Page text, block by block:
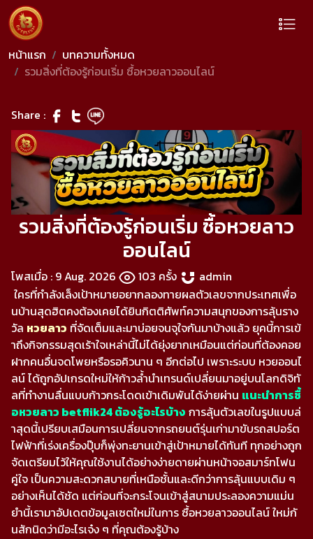
หน้าแรก
บทความทั้งหมด
รวมสิ่งที่ต้องรู้ก่อนเริ่ม ซื้อหวยลาวออนไลน์
Share :
รวมสิ่งที่ต้องรู้ก่อนเริ่ม ซื้อหวยลาว
ออนไลน์
โพสเมื่อ : 9 Aug. 2026 103 ครั้ง
admin
ใครที่กำลังเล็งเป้าหมายอยากลองทายผลตัวเลขจากประเทศเพื่อ
นบ้านสุดฮิตคงต้องเคยได้ยินกิตติศัพท์ความสนุกของการลุ้นราง
วัล หวยลาว ที่จัดเต็มและมาบ่อยจนจุใจกันมาบ้างแล้ว ยุคนี้การเข้
าถึงกิจกรรมสุดเร้าใจเหล่านี้ไม่ได้ยุ่งยากเหมือนแต่ก่อนที่ต้องคอย
ฝากคนอื่นจดโพยหรือรอคิวนาน ๆ อีกต่อไป เพราะระบบ หวยออนไ
ลน์ ได้ถูกอัปเกรดใหม่ให้ก้าวล้ำนำเทรนด์เปลี่ยนมาอยู่บนโลกดิจิทั
ลที่ทำงานลื่นแบบก้าวกระโดดเข้าเดิมพันได้ง่ายผ่าน แนะนำการซื้
อหวยลาว betflik24 ต้องรู้อะไรบ้าง การลุ้นตัวเลขในรูปแบบล่
าสุดนี้เปรียบเสมือนการเปลี่ยนจากรถยนต์รุ่นเก่ามาขับรถสปอร์ต
ไฟฟ้าที่เร่งเครื่องปุ๊บก็พุ่งทะยานเข้าสู่เป้าหมายได้ทันที ทุกอย่างถูก
จัดเตรียมไว้ให้คุณใช้งานได้อย่างง่ายดายผ่านหน้าจอสมาร์ทโฟน
คู่ใจ เป็นความสะดวกสบายที่เหนือชั้นและดีกว่าการลุ้นแบบเดิม ๆ
อย่างเห็นได้ชัด แต่ก่อนที่จะกระโจนเข้าสู่สนามประลองความแม่น
ยำนี้เรามาอัปเดตข้อมูลเซตใหม่ในการ ซื้อหวยลาวออนไลน์ ใหม่กั
นสักนิดว่ามีอะไรเจ๋ง ๆ ที่คุณต้องรู้บ้าง